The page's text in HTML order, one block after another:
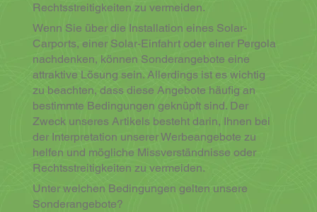
Rechtsstreitigkeiten zu vermeiden.
Unter welchen Bedingungen gelten unsere
Sonderangebote?
Wenn Sie über die Installation eines Solar-
Carports, einer Solar-Einfahrt oder einer Pergola
nachdenken, können Sonderangebote eine
attraktive Lösung sein. Allerdings ist es wichtig
zu beachten, dass diese Angebote häufig an
bestimmte Bedingungen geknüpft sind. Der
Zweck unseres Artikels besteht darin, Ihnen bei
der Interpretation unserer Werbeangebote zu
helfen und mögliche Missverständnisse oder
Rechtsstreitigkeiten zu vermeiden.